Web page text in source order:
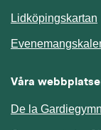
Lidköpingskartan
Våra
De la